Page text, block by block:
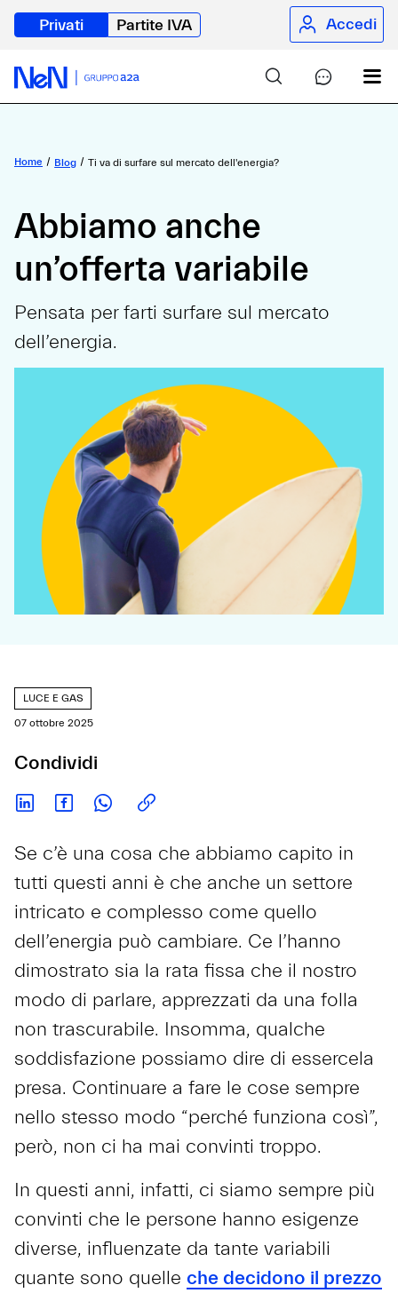
Privati Partite IVA Accedi
Home Blog Ti va di surfare sul mercato dell'energia?
Abbiamo anche
un’offerta variabile
Pensata per farti surfare sul mercato
dell’energia.
LUCE E GAS
07 ottobre 2025
Condividi
Se c’è una cosa che abbiamo capito in
tutti questi anni è che anche un settore
intricato e complesso come quello
dell’energia può cambiare. Ce l’hanno
dimostrato sia la rata fissa che il nostro
modo di parlare, apprezzati da una folla
non trascurabile. Insomma, qualche
soddisfazione possiamo dire di essercela
presa. Continuare a fare le cose sempre
nello stesso modo “perché funziona così”,
però, non ci ha mai convinti troppo.
In questi anni, infatti, ci siamo sempre più
convinti che le persone hanno esigenze
diverse, influenzate da tante variabili
quante sono quelle che decidono il prezzo